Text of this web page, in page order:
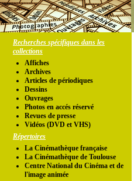
Recherches spécifiques dans les
collections
Affiches
Archives
Articles de périodiques
Dessins
Ouvrages
Photos en accés réservé
Revues de presse
Vidéos (DVD et VHS)
Répertoires
La Cinémathèque française
La Cinémathèque de Toulouse
Centre National du Cinéma et de
l'image animée